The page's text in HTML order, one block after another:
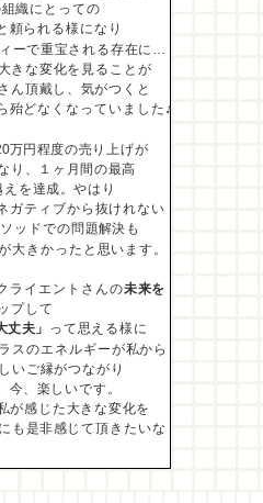
織にとっての
頼られる様になり
ーで重宝される存在に…
きな変化を見ることが
ん頂戴し、気がつくと
殆どなくなっていました♪
万円程度の売り上げが
り、１ヶ月間の最高
を達成。やはり
ガティブから 抜けれない
ッドでの問題解決も
大きかったと思います。
ライエントさんの未来を
プして
丈夫」
って思える様に
スのエネルギーが私から
いご縁がつながり
今、楽しいです。
が感じた大きな変化を
も是非感じて頂きたいな